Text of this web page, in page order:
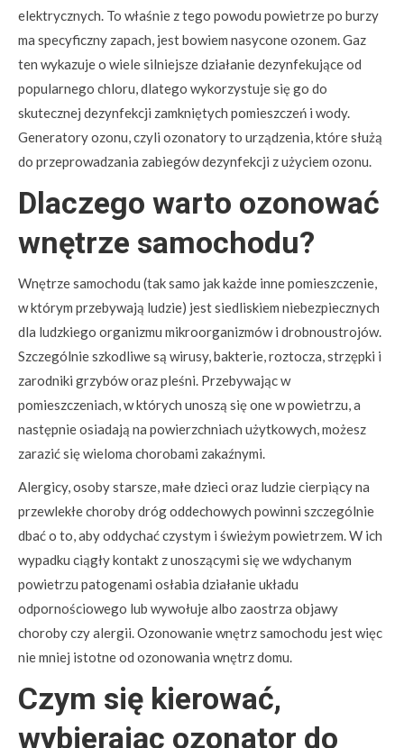
elektrycznych. To właśnie z tego powodu powietrze po burzy
ma specyficzny zapach, jest bowiem nasycone ozonem. Gaz
ten wykazuje o wiele silniejsze działanie dezynfekujące od
popularnego chloru, dlatego wykorzystuje się go do
skutecznej dezynfekcji zamkniętych pomieszczeń i wody.
Generatory ozonu, czyli ozonatory to urządzenia, które służą
do przeprowadzania zabiegów dezynfekcji z użyciem ozonu.
Dlaczego warto ozonować
wnętrze samochodu?
Wnętrze samochodu (tak samo jak każde inne pomieszczenie,
w którym przebywają ludzie) jest siedliskiem niebezpiecznych
dla ludzkiego organizmu mikroorganizmów i drobnoustrojów.
Szczególnie szkodliwe są wirusy, bakterie, roztocza, strzępki i
zarodniki grzybów oraz pleśni. Przebywając w
pomieszczeniach, w których unoszą się one w powietrzu, a
następnie osiadają na powierzchniach użytkowych, możesz
zarazić się wieloma chorobami zakaźnymi.
Alergicy, osoby starsze, małe dzieci oraz ludzie cierpiący na
przewlekłe choroby dróg oddechowych powinni szczególnie
dbać o to, aby oddychać czystym i świeżym powietrzem. W ich
wypadku ciągły kontakt z unoszącymi się we wdychanym
powietrzu patogenami osłabia działanie układu
odpornościowego lub wywołuje albo zaostrza objawy
choroby czy alergii. Ozonowanie wnętrz samochodu jest więc
nie mniej istotne od ozonowania wnętrz domu.
Czym się kierować,
wybierając ozonator do